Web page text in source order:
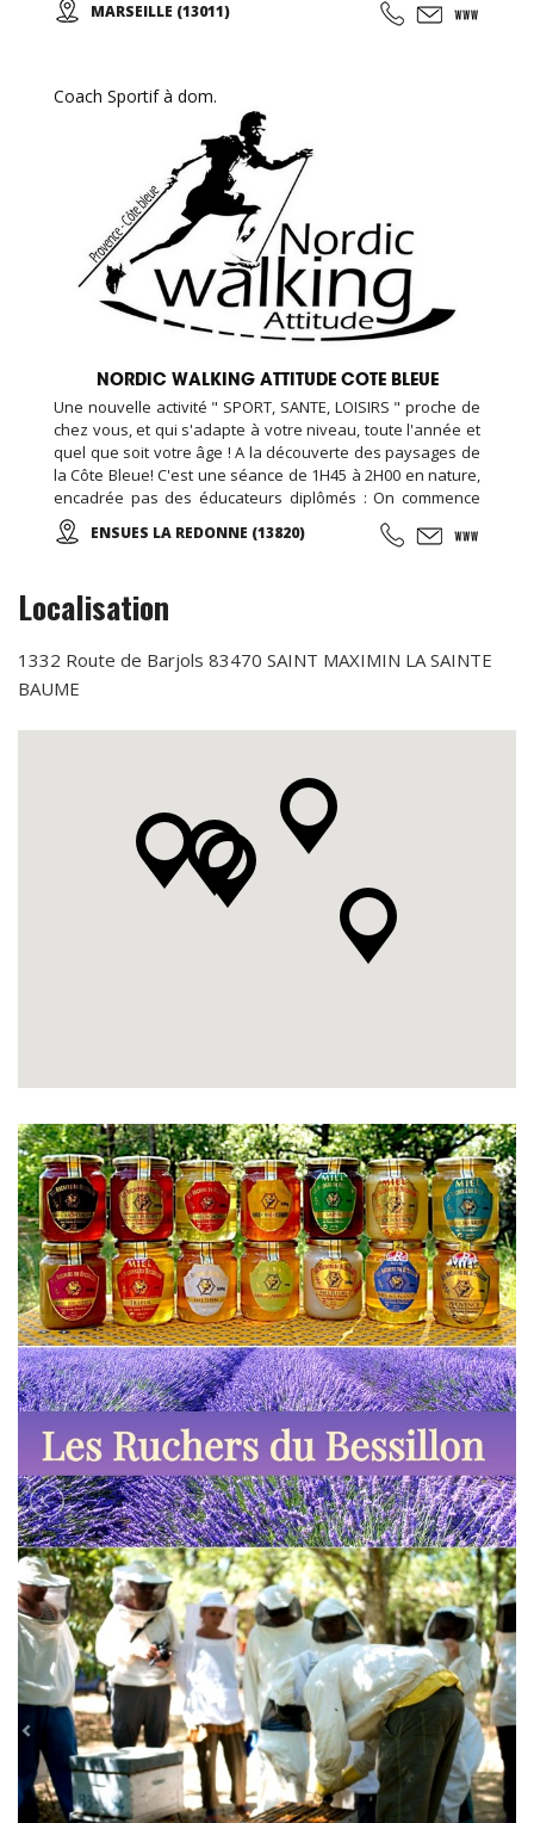
d'essai offert !
MARSEILLE (13011)
Coach Sportif à dom.
NORDIC WALKING ATTITUDE COTE BLEUE
Une nouvelle activité " SPORT, SANTE, LOISIRS " proche de
chez vous, et qui s'adapte à votre niveau, toute l'année et
quel que soit votre âge ! A la découverte des paysages de
la Côte Bleue! C'est une séance de 1H45 à 2H00 en nature,
encadrée pas des éducateurs diplômés : On commence
par un échauffement musculaire et articulaire, puis place à
la marche et sa technique en alternant des phases plus
ENSUES LA REDONNE (13820)
Localisation
1332 Route de Barjols 83470 SAINT MAXIMIN LA SAINTE
BAUME